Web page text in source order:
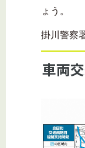
ょう。
掛川警察
車両